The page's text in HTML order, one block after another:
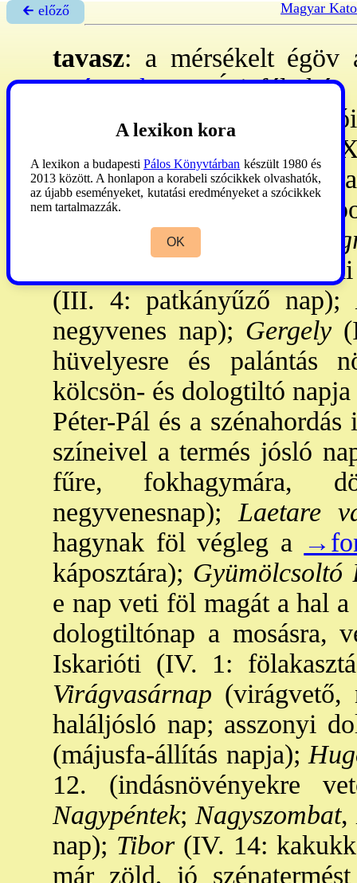
🡰 előző Magyar
tavasz: a mérsékelt
→évszak.Az É-i féltekén
20/21.) a nyári
őszi napéjegyenlőségtől
21/22.).
féltekén IX., X., XI.
gyermekkor képe. -
. - Jeles
(III. 4: patkányűző nap);
negyvenes nap); Gergely
hüvelyesre és palántás
kölcsön- és dologtiltó napja
Péter-Pál és a
színeivel a termés jósló
fűre, fokhagymára,
negyvenesnap); Laetare
hagynak föl végleg a
káposztára); Gyümölcsoltó
e nap veti föl magát a hal
dologtiltónap a mosásra,
Iskarióti (IV. 1:
Virágvasárnap (virágvető,
haláljósló nap; asszonyi
(májusfa-állítás napja);
12. (indásnövényekre
Nagypéntek; Nagyszombat,
nap); Tibor(IV. 14: kakukk
már zöld, jó
A lexikon kora
A lexikon a budapesti Pálos Könyvtárban készült 1980 és
2013 között. A honlapon a korabeli szócikkek olvashatók,
az újabb eseményeket, kutatási eredményeket a szócikkek
nem tartalmazzák.
OK